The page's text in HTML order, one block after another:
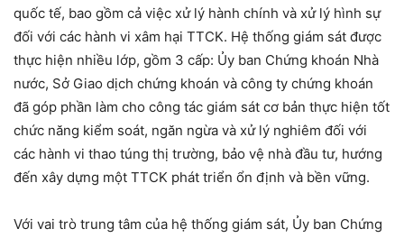
quốc tế, bao gồm cả việc xử lý hành chính và xử lý hình sự
đối với các hành vi xâm hại TTCK. Hệ thống giám sát được
thực hiện nhiều lớp, gồm 3 cấp: Ủy ban Chứng khoán Nhà
nước, Sở Giao dịch chứng khoán và công ty chứng khoán
đã góp phần làm cho công tác giám sát cơ bản thực hiện tốt
chức năng kiểm soát, ngăn ngừa và xử lý nghiêm đối với
các hành vi thao túng thị trường, bảo vệ nhà đầu tư, hướng
đến xây dựng một TTCK phát triển ổn định và bền vững.
Với vai trò trung tâm của hệ thống giám sát, Ủy ban Chứng